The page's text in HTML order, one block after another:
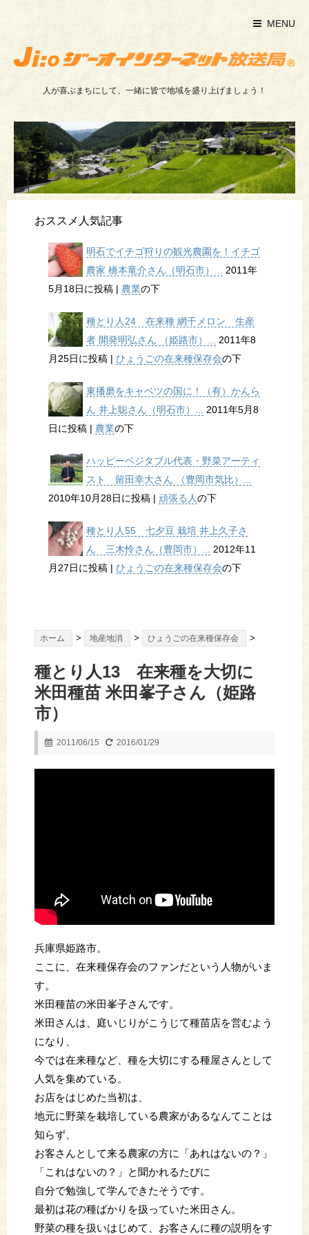
MENU
人が喜ぶまちにして、一緒に皆で地域を盛り上げましょう！
おススメ人気記事
明石でイチゴ狩りの観光農園を！イチゴ
農家 橋本竜介さん（明石市）... 2011年
5月18日に投稿 | 農業の下
種とり人24 在来種 網干メロン 生産
者 開発明弘さん （姫路市）... 2011年8
月25日に投稿 | ひょうごの在来種保存会の下
東播磨をキャベツの国に！（有）かんら
ん 井上聡さん（明石市）... 2011年5月8
日に投稿 | 農業の下
ハッピーベジタブル代表・野菜アーティ
スト 留田幸大さん （豊岡市気比）...
2010年10月28日に投稿 | 頑張る人の下
種とり人55 七夕豆 栽培 井上久子さ
ん 三木怜さん（豊岡市）... 2012年11
月27日に投稿 | ひょうごの在来種保存会の下
ホーム > 地産地消 > ひょうごの在来種保存会 >
種とり人13 在来種を大切に
米田種苗 米田峯子さん（姫路
市）
2011/06/15 2016/01/29
兵庫県姫路市。
ここに、在来種保存会のファンだという人物がいま
す。
米田種苗の米田峯子さんです。
米田さんは、庭いじりがこうじて種苗店を営むよう
になり、
今では在来種など、種を大切にする種屋さんとして
人気を集めている。
お店をはじめた当初は、
地元に野菜を栽培している農家があるなんてことは
知らず、
お客さんとして来る農家の方に「あれはないの？」
「これはないの？」と聞かれるたびに
自分で勉強して学んできたそうです。
最初は花の種ばかりを扱っていた米田さん。
野菜の種を扱いはじめて、お客さんに種の説明をす